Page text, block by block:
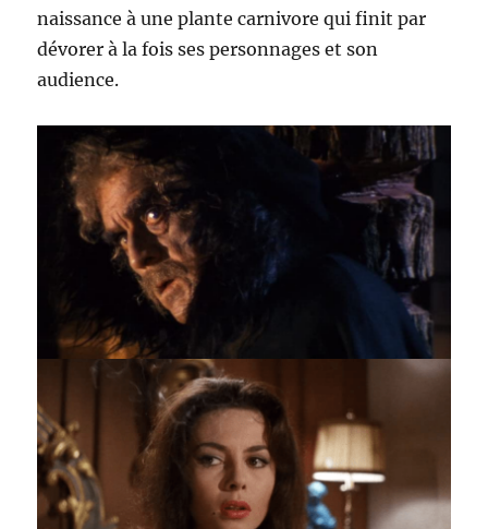
naissance à une plante carnivore qui finit par
dévorer à la fois ses personnages et son
audience.